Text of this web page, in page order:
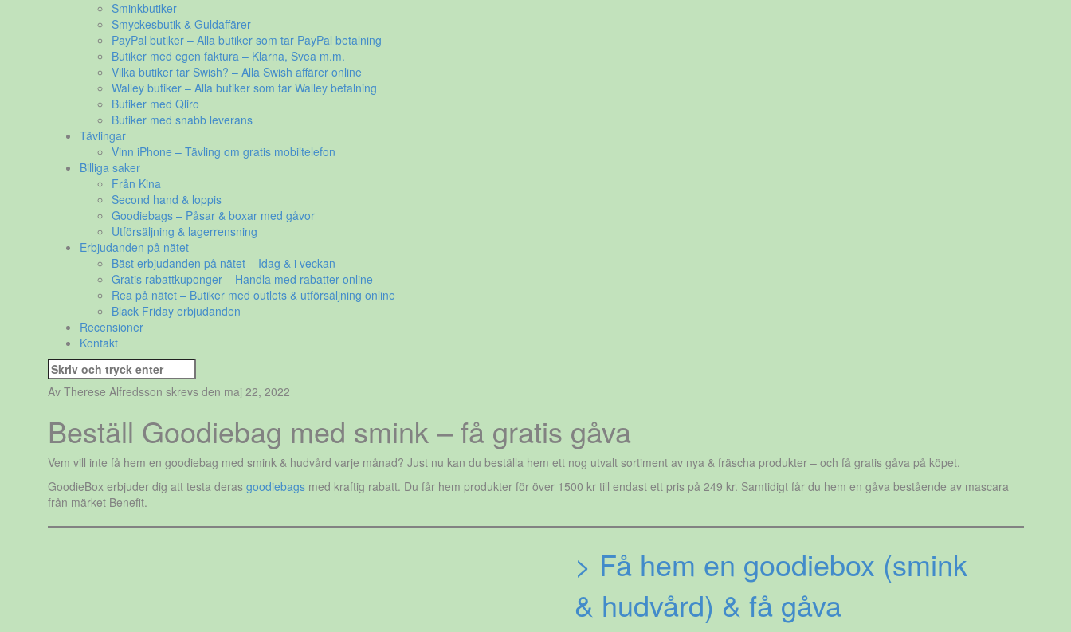
Sminkbutiker
Smyckesbutik & Guldaffärer
PayPal butiker – Alla butiker som tar PayPal betalning
Butiker med egen faktura – Klarna, Svea m.m.
Vilka butiker tar Swish? – Alla Swish affärer online
Walley butiker – Alla butiker som tar Walley betalning
Butiker med Qliro
Butiker med snabb leverans
Tävlingar
Vinn iPhone – Tävling om gratis mobiltelefon
Billiga saker
Från Kina
Second hand & loppis
Goodiebags – Påsar & boxar med gåvor
Utförsäljning & lagerrensning
Erbjudanden på nätet
Bäst erbjudanden på nätet – Idag & i veckan
Gratis rabattkuponger – Handla med rabatter online
Rea på nätet – Butiker med outlets & utförsäljning online
Black Friday erbjudanden
Recensioner
Kontakt
Sök
efter:
Av Therese Alfredsson skrevs den maj 22, 2022
Beställ Goodiebag med smink – få gratis gåva
Vem vill inte få hem en goodiebag med smink & hudvård varje månad? Just nu kan du beställa hem ett nog utvalt sortiment av nya & fräscha produkter – och få gratis gåva på köpet.
GoodieBox erbjuder dig att testa deras goodiebagsmed kraftig rabatt. Du får hem produkter för över 1500 kr till endast ett pris på 249 kr. Samtidigt får du hem en gåva bestående av mascara
från märket Benefit.
> Få hem en goodiebox (smink
& hudvård) & få gåva